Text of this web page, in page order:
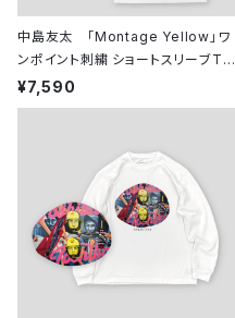
中島友太 「Montage Yellow」ワ
ンポイント刺繍 ショートスリーブTシ
ャツ
¥7,590